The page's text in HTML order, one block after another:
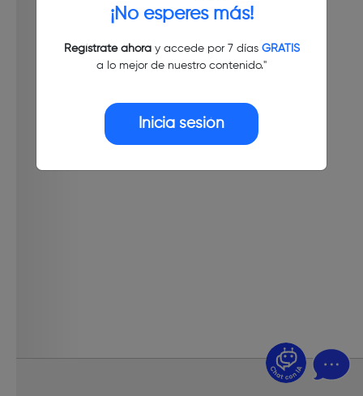
¡No esperes más!
Regístrate ahoray accede por 7 días GRATIS
a lo mejor de nuestro contenido."
Inicia sesión